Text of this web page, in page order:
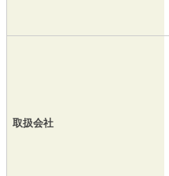
取扱会社